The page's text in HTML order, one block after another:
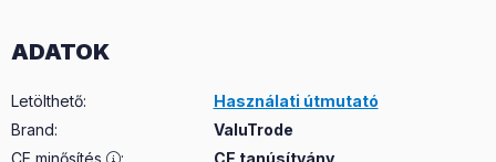
ADATOK
Letölthető:
Használati útmutató
Brand:
ValuTrode